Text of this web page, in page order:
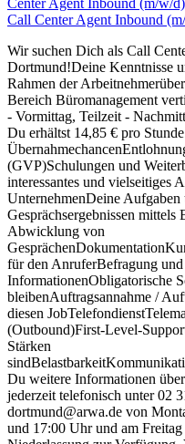
Center Agent Inbound (m/w/
Call Center Agent Inbound
Wir suchen Dich als Call
Dortmund!Deine Kenntnisse
Rahmen der
Bereich Büromanagement
- Vormittag, Teilzeit -
Du erhältst 14,85 € pro
(GVP)Schulungen und
interessantes und vielseitiges
UnternehmenDeine
Gesprächsergebnissen
Abwicklung von
für den AnruferBefragung
InformationenObligatorische
bleibenAuftragsannahme /
diesen
(Outbound)First-Level-
Stärken
Du weitere Informationen
jederzeit telefonisch unter 02
dortmund@arwa.de von
und 17:00 Uhr und am